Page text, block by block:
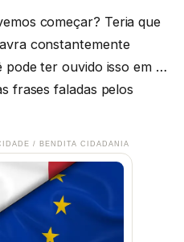
começar? Teria que
constantemente
pode ter ouvido isso em …
frases faladas pelos
/ BENDITA CIDADANIA